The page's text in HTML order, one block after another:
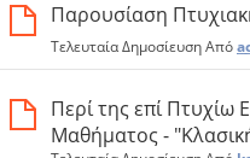
Παρουσίαση
Τελευταία Δημοσίευση Από
Περί της επί Πτυχίω
Μαθήματος -